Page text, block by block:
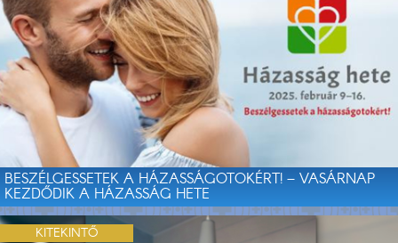
BESZÉLGESSETEK A HÁZASSÁGOTOKÉRT! – VASÁRNAP
KEZDŐDIK A HÁZASSÁG HETE
KITEKINTŐ